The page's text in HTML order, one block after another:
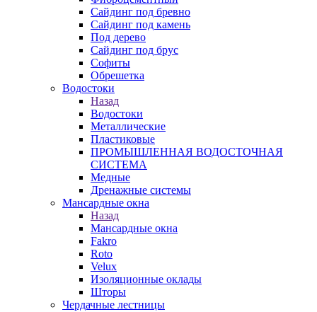
Сайдинг под бревно
Сайдинг под камень
Под дерево
Сайдинг под брус
Софиты
Обрешетка
Водостоки
Назад
Водостоки
Металлические
Пластиковые
ПРОМЫШЛЕННАЯ ВОДОСТОЧНАЯ
СИСТЕМА
Медные
Дренажные системы
Мансардные окна
Назад
Мансардные окна
Fakro
Roto
Velux
Изоляционные оклады
Шторы
Чердачные лестницы